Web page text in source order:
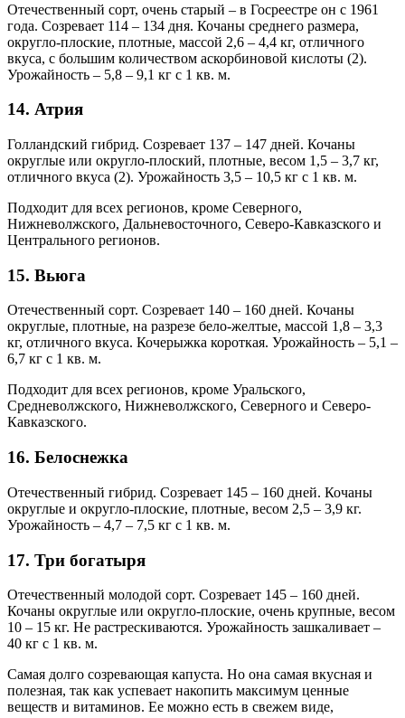
Отечественный сорт, очень старый – в Госреестре он с 1961
года. Созревает 114 – 134 дня. Кочаны среднего размера,
округло-плоские, плотные, массой 2,6 – 4,4 кг, отличного
вкуса, с большим количеством аскорбиновой кислоты (2).
Урожайность – 5,8 – 9,1 кг с 1 кв. м.
14. Атрия
Голландский гибрид. Созревает 137 – 147 дней. Кочаны
округлые или округло-плоский, плотные, весом 1,5 – 3,7 кг,
отличного вкуса (2). Урожайность 3,5 – 10,5 кг с 1 кв. м.
Подходит для всех регионов, кроме Северного,
Нижневолжского, Дальневосточного, Северо-Кавказского и
Центрального регионов.
15. Вьюга
Отечественный сорт. Созревает 140 – 160 дней. Кочаны
округлые, плотные, на разрезе бело-желтые, массой 1,8 – 3,3
кг, отличного вкуса. Кочерыжка короткая. Урожайность – 5,1 –
6,7 кг с 1 кв. м.
Подходит для всех регионов, кроме Уральского,
Средневолжского, Нижневолжского, Северного и Северо-
Кавказского.
16. Белоснежка
Отечественный гибрид. Созревает 145 – 160 дней. Кочаны
округлые и округло-плоские, плотные, весом 2,5 – 3,9 кг.
Урожайность – 4,7 – 7,5 кг с 1 кв. м.
17. Три богатыря
Отечественный молодой сорт. Созревает 145 – 160 дней.
Кочаны округлые или округло-плоские, очень крупные, весом
10 – 15 кг. Не растрескиваются. Урожайность зашкаливает –
40 кг с 1 кв. м.
Самая долго созревающая капуста. Но она самая вкусная и
полезная, так как успевает накопить максимум ценные
веществ и витаминов. Ее можно есть в свежем виде,